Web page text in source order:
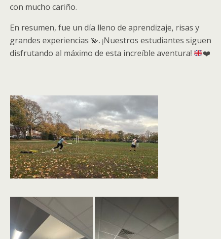
con mucho cariño.
En resumen, fue un día lleno de aprendizaje, risas y
grandes experiencias 💫. ¡Nuestros estudiantes siguen
disfrutando al máximo de esta increíble aventura!
❤️